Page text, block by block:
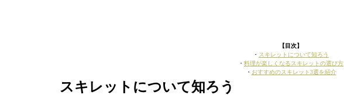
【目次】
・ スキレットについて知ろう
・ 料理が楽しくなるスキレットの選び方
・ おすすめのスキレット3選を紹介
スキレットについて知ろう